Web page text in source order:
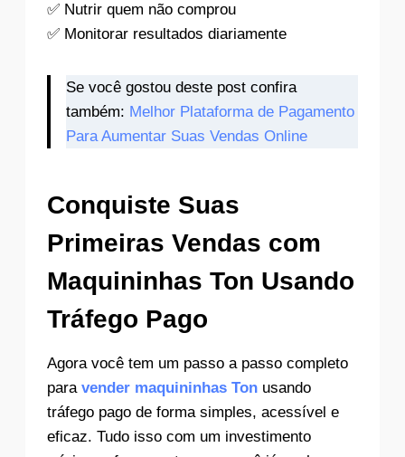
✅ Nutrir quem não comprou
✅ Monitorar resultados diariamente
Se você gostou deste post confira
também: Melhor Plataforma de Pagamento
Para Aumentar Suas Vendas Online
Conquiste Suas
Primeiras Vendas com
Maquininhas Ton Usando
Tráfego Pago
Agora você tem um passo a passo completo
para vender maquininhas Ton usando
tráfego pago de forma simples, acessível e
eficaz. Tudo isso com um investimento